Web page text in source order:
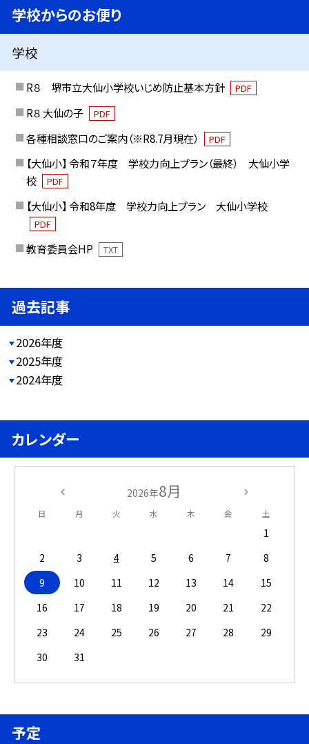
学校からのお便り
学校
R８ 堺市立大仙小学校いじめ防止基本方針 PDF
R８ 大仙の子 PDF
各種相談窓口のご案内（※R8.7月現在） PDF
【大仙小】 令和７年度 学校力向上プラン（最終） 大仙小学
校
PDF
【大仙小】 令和8年度 学校力向上プラン 大仙小学校
PDF
教育委員会HP TXT
過去記事
2026年度
2025年度
2024年度
カレンダー
2026年8月
日 月 火 水 木 金 土
1
2
3 4 5 6 7
8
9
10 11 12 13 14
15
16
17 18 19 20 21
22
23
24 25 26 27 28
29
30
31
予定